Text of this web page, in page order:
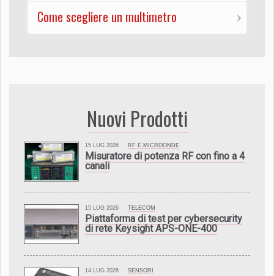
Come scegliere un multimetro
Nuovi Prodotti
15 LUG 2026 RF E MICROONDE
Misuratore di potenza RF con fino a 4
canali
15 LUG 2026 TELECOM
Piattaforma di test per cybersecurity
di rete Keysight APS-ONE-400
14 LUG 2026 SENSORI